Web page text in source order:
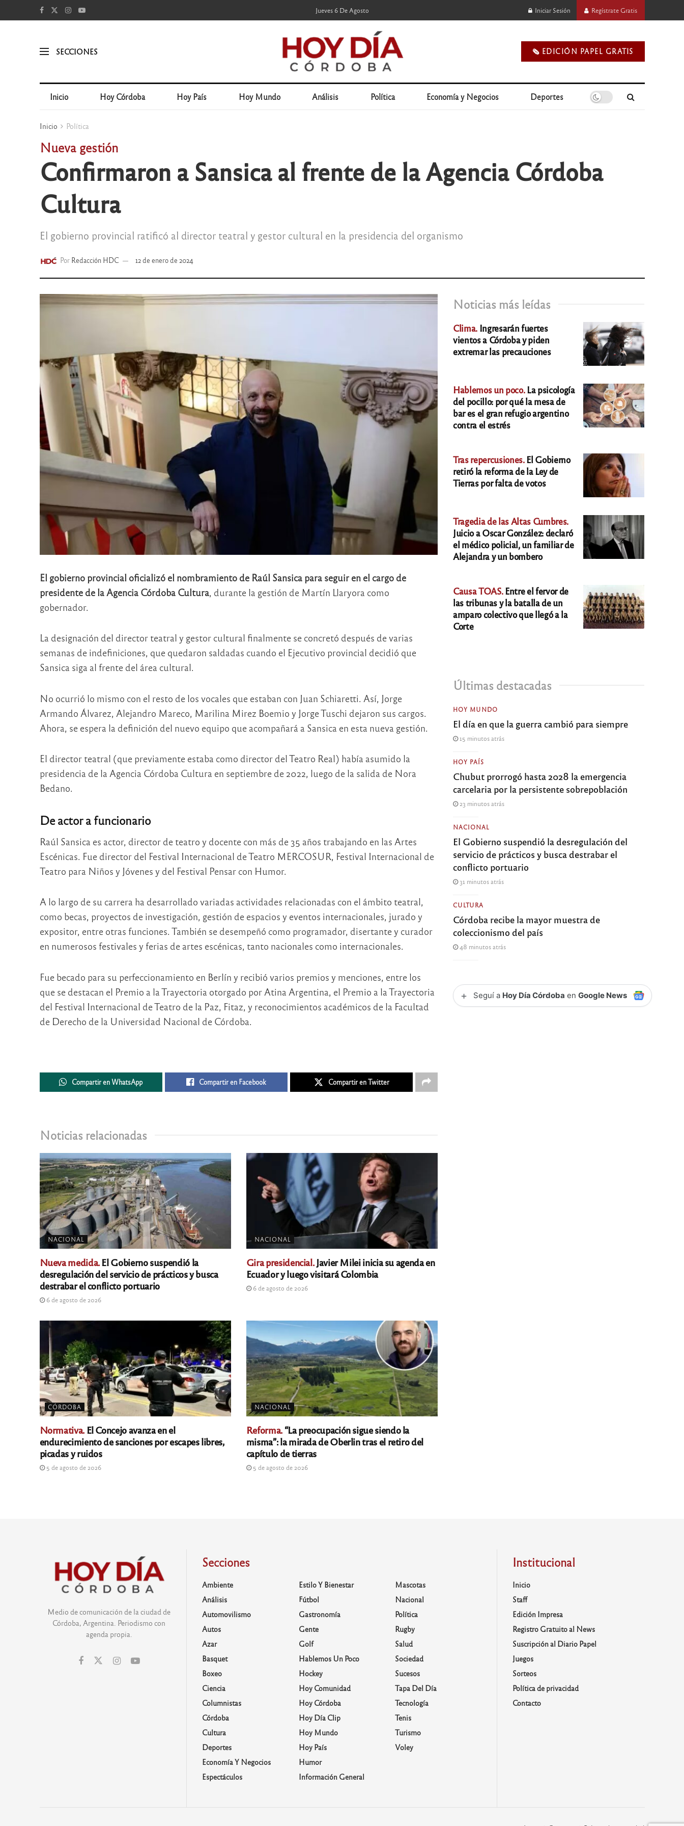
Jueves 6 De Agosto Iniciar Sesión Regístrate Gratis
SECCIONES 🗞️ EDICIÓN PAPEL GRATIS
Inicio Hoy Córdoba Hoy País Hoy Mundo Análisis Política Economía y Negocios Deportes
Inicio Política
Nueva gestión
Confirmaron a Sansica al frente de la Agencia Córdoba
Cultura
El gobierno provincial ratificó al director teatral y gestor cultural en la presidencia del organismo
Por Redacción HDC 12 de enero de 2024
El gobierno provincial oficializó el nombramiento de Raúl Sansica para seguir en el cargo de
presidente de la Agencia Córdoba Cultura, durante la gestión de Martín Llaryora como
gobernador.
La designación del director teatral y gestor cultural finalmente se concretó después de varias
semanas de indefiniciones, que quedaron saldadas cuando el Ejecutivo provincial decidió que
Sansica siga al frente del área cultural.
No ocurrió lo mismo con el resto de los vocales que estaban con Juan Schiaretti. Así, Jorge
Armando Álvarez, Alejandro Mareco, Marilina Mirez Boemio y Jorge Tuschi dejaron sus cargos.
Ahora, se espera la definición del nuevo equipo que acompañará a Sansica en esta nueva gestión.
El director teatral (que previamente estaba como director del Teatro Real) había asumido la
presidencia de la Agencia Córdoba Cultura en septiembre de 2022, luego de la salida de Nora
Bedano.
De actor a funcionario
Raúl Sansica es actor, director de teatro y docente con más de 35 años trabajando en las Artes
Escénicas. Fue director del Festival Internacional de Teatro MERCOSUR, Festival Internacional de
Teatro para Niños y Jóvenes y del Festival Pensar con Humor.
A lo largo de su carrera ha desarrollado variadas actividades relacionadas con el ámbito teatral,
como becas, proyectos de investigación, gestión de espacios y eventos internacionales, jurado y
expositor, entre otras funciones. También se desempeñó como programador, disertante y curador
en numerosos festivales y ferias de artes escénicas, tanto nacionales como internacionales.
Fue becado para su perfeccionamiento en Berlín y recibió varios premios y menciones, entre los
que se destacan el Premio a la Trayectoria otorgado por Atina Argentina, el Premio a la Trayectoria
del Festival Internacional de Teatro de la Paz, Fitaz, y reconocimientos académicos de la Facultad
de Derecho de la Universidad Nacional de Córdoba.
Compartir en WhatsApp Compartir en Facebook Compartir en Twitter
Noticias relacionadas
NACIONAL
Nueva medida.El Gobierno suspendió la
desregulación del servicio de prácticos y busca
destrabar el conflicto portuario
6 de agosto de 2026
NACIONAL
Gira presidencial.Javier Milei inicia su agenda en
Ecuador y luego visitará Colombia
6 de agosto de 2026
CÓRDOBA
Normativa.El Concejo avanza en el
endurecimiento de sanciones por escapes libres,
picadas y ruidos
5 de agosto de 2026
NACIONAL
Reforma.“La preocupación sigue siendo la
misma”: la mirada de Oberlin tras el retiro del
capítulo de tierras
5 de agosto de 2026
Noticias más leídas
Clima. Ingresarán fuertes
vientos a Córdoba y piden
extremar las precauciones
Hablemos un poco.La psicología
del pocillo: por qué la mesa de
bar es el gran refugio argentino
contra el estrés
Tras repercusiones.El Gobierno
retiró la reforma de la Ley de
Tierras por falta de votos
Tragedia de las Altas Cumbres.
Juicio a Oscar González: declaró
el médico policial, un familiar de
Alejandra y un bombero
Causa TOAS.Entre el fervor de
las tribunas y la batalla de un
amparo colectivo que llegó a la
Corte
Últimas destacadas
HOY MUNDO
El día en que la guerra cambió para siempre
15 minutos atrás
HOY PAÍS
Chubut prorrogó hasta 2028 la emergencia
carcelaria por la persistente sobrepoblación
23 minutos atrás
NACIONAL
El Gobierno suspendió la desregulación del
servicio de prácticos y busca destrabar el
conflicto portuario
31 minutos atrás
CULTURA
Córdoba recibe la mayor muestra de
coleccionismo del país
48 minutos atrás
+ Seguí a Hoy Día Córdoba enGoogle News
Medio de comunicación de la ciudad de
Córdoba, Argentina. Periodismo con
agenda propia.
Secciones
Ambiente
Análisis
Automovilismo
Autos
Azar
Basquet
Boxeo
Ciencia
Columnistas
Córdoba
Cultura
Deportes
Economía Y Negocios
Espectáculos
Estilo Y Bienestar
Fútbol
Gastronomía
Gente
Golf
Hablemos Un Poco
Hockey
Hoy Comunidad
Hoy Córdoba
Hoy Día Clip
Hoy Mundo
Hoy País
Humor
Información General
Mascotas
Nacional
Política
Rugby
Salud
Sociedad
Sucesos
Tapa Del Día
Tecnología
Tenis
Turismo
Voley
Institucional
Inicio
Staff
Edición Impresa
Registro Gratuito al News
Suscripción al Diario Papel
Juegos
Sorteos
Política de privacidad
Contacto